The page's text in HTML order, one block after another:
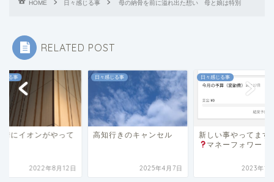
HOME 日々感じる事 母の納骨を前に溢れ出た想い 母と娘は特別
RELATED POST
じる事
街にイオンがやって
2022年8月12日
日々感じる事
高知行きのキャンセル
2025年4月7日
日々感じる事
新しい事やってます
マネーフォワード
2023年12